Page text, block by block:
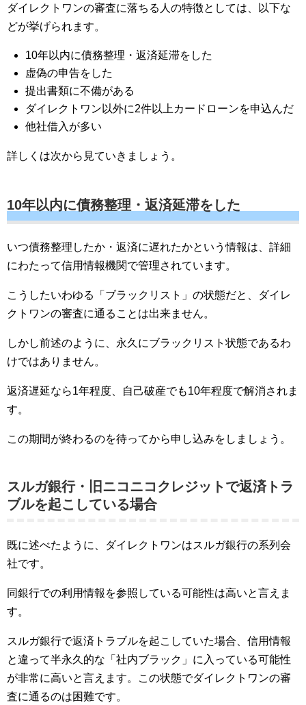
ダイレクトワンの審査に落ちる人の特徴としては、以下な
どが挙げられます。
10年以内に債務整理・返済延滞をした
虚偽の申告をした
提出書類に不備がある
ダイレクトワン以外に2件以上カードローンを申込んだ
他社借入が多い
詳しくは次から見ていきましょう。
10年以内に債務整理・返済延滞をした
いつ債務整理したか・返済に遅れたかという情報は、詳細
にわたって信用情報機関で管理されています。
こうしたいわゆる「ブラックリスト」の状態だと、ダイレ
クトワンの審査に通ることは出来ません。
しかし前述のように、永久にブラックリスト状態であるわ
けではありません。
返済遅延なら1年程度、自己破産でも10年程度で解消されま
す。
この期間が終わるのを待ってから申し込みをしましょう。
スルガ銀行・旧ニコニコクレジットで返済トラ
ブルを起こしている場合
既に述べたように、ダイレクトワンはスルガ銀行の系列会
社です。
同銀行での利用情報を参照している可能性は高いと言えま
す。
スルガ銀行で返済トラブルを起こしていた場合、信用情報
と違って半永久的な「社内ブラック」に入っている可能性
が非常に高いと言えます。この状態でダイレクトワンの審
査に通るのは困難です。